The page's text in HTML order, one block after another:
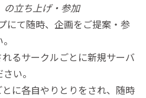
の立ち上げ・参加
て随時、企画をご提案・参
るサークルごとに新規サーバ
い。
に各自やりとりをされ、随時